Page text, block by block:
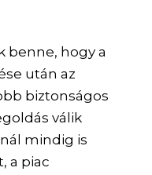
benne, hogy a
után az
biztonságos
válik
mindig is
a piac